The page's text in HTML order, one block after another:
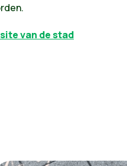
van de stad